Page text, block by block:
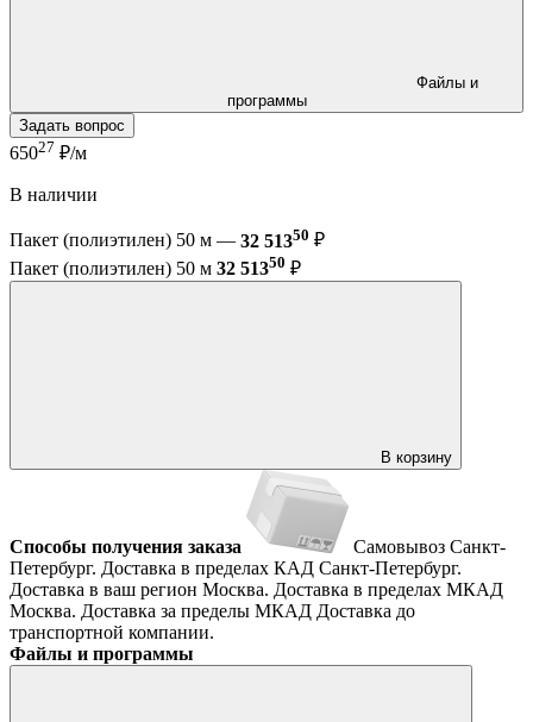
программы
Задать вопрос
65027 ₽/м
В наличии
Пакет (полиэтилен) 50 м — 32 51350 ₽
Пакет (полиэтилен) 50 м 32 51350 ₽
В корзину
Способы получения заказа Самовывоз Санкт-
Петербург. Доставка в пределах КАД Санкт-Петербург.
Доставка в ваш регион Москва. Доставка в пределах МКАД
Москва. Доставка за пределы МКАД Доставка до
транспортной компании.
Файлы и программы